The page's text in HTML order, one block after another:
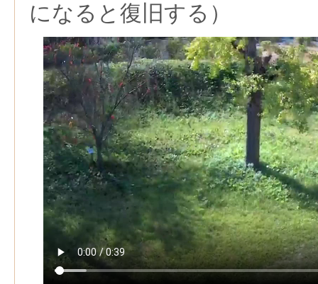
になると復旧する）